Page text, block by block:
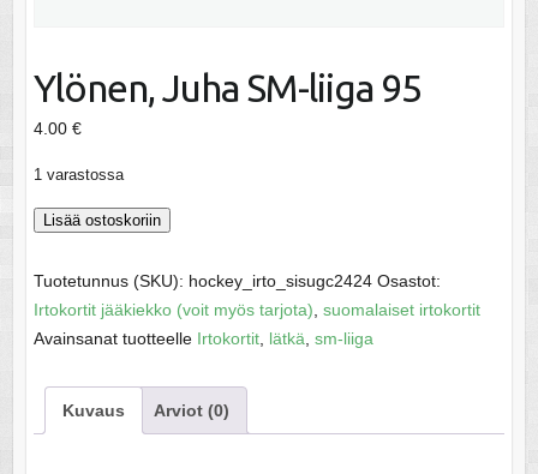
Ylönen, Juha SM-liiga 95
4.00 €
1 varastossa
Ylönen,
SM-
liiga
95
Lisää ostoskoriin
Tuotetunnus (SKU): hockey_irto_sisugc2424 Osastot:
Irtokortit jääkiekko (voit myös tarjota) suomalaiset irtokortit
Avainsanat tuotteelle Irtokortit, lätkä sm-liiga
Kuvaus Arviot (0)